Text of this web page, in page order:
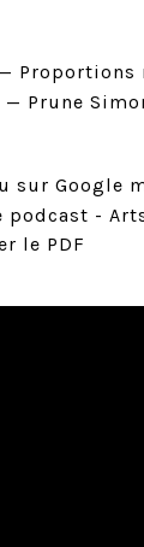
Proportions
Prune
sur Google
podcast -
le PDF